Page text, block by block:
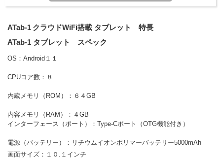
ATab-1 クラウドWiFi搭載 タブレット 特長
ATab-1 タブレット スペック
OS：Android１１
CPUコア数：８
内蔵メモリ（ROM）：６４GB
内容メモリ（RAM）：４GB
インターフェース（ポート）：Type-Cポート（OTG機能付き）
電源（バッテリー）：リチウムイオンポリマーバッテリー5000mAh
画面サイズ：１０.１インチ